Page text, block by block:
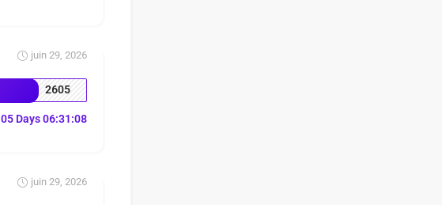
juin 29, 2026
2605
05 Days 06:31:07
juin 29, 2026